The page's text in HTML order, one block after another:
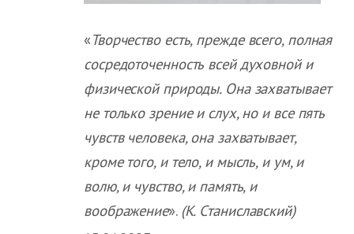
«Творчество есть, прежде всего, полная
сосредоточенность всей духовной и
физической природы. Она захватывает
не только зрение и слух, но и все пять
чувств человека, она захватывает,
кроме того, и тело, и мысль, и ум, и
волю, и чувство, и память, и
воображение». (К. Станиславский)